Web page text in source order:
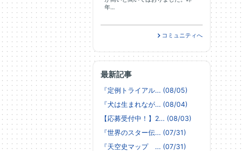
最新記事
『定例トライアル... (08/05)
『犬は生まれなが... (08/04)
【応募受付中！】2... (08/03)
『世界のスター伝... (07/31)
『天空史マップ ... (07/31)
年...
コミュニティへ